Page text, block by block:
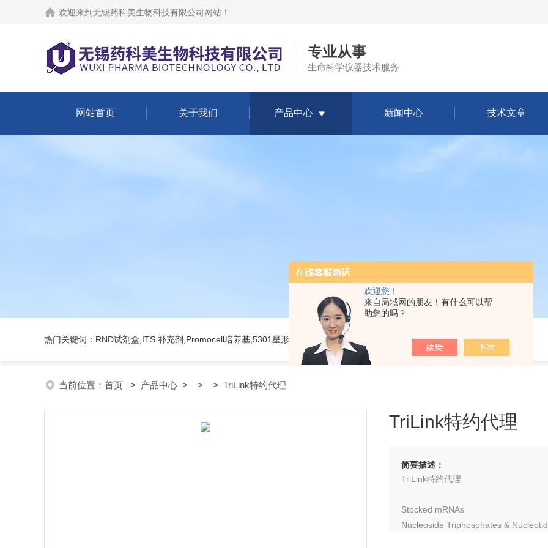
欢迎您！
来自局域网的朋友！有什么可以帮
助您的吗？
欢迎来到 无锡药科美生物科技有限公司网站 ！
专业从事
生命科学仪器技术服务
网站首页 关于我们 产品中心 新闻中心 技术文章
热门关键词：RND试剂盒,ITS 补充剂,Promocell培养基,5301星形细胞培养基
当前位置： 首页 > 产品中心 > > > TriLink特约代理
TriLink特约代理
简要描述：
TriLink特约代理
Stocked mRNAs
Nucleoside Triphosphates &